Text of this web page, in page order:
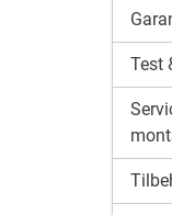
Test